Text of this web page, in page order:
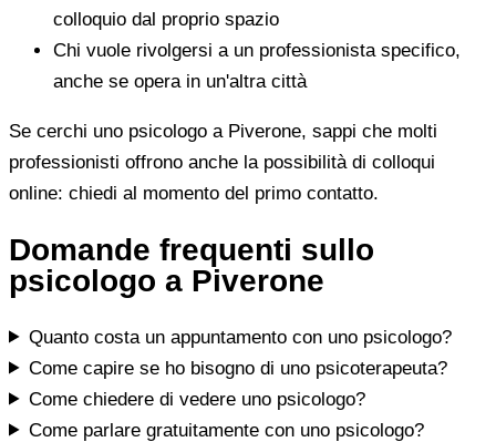
colloquio dal proprio spazio
Chi vuole rivolgersi a un professionista specifico,
anche se opera in un'altra città
Se cerchi uno psicologo a Piverone, sappi che molti
professionisti offrono anche la possibilità di colloqui
online: chiedi al momento del primo contatto.
Domande frequenti sullo
psicologo a Piverone
Quanto costa un appuntamento con uno psicologo?
Come capire se ho bisogno di uno psicoterapeuta?
Come chiedere di vedere uno psicologo?
Come parlare gratuitamente con uno psicologo?